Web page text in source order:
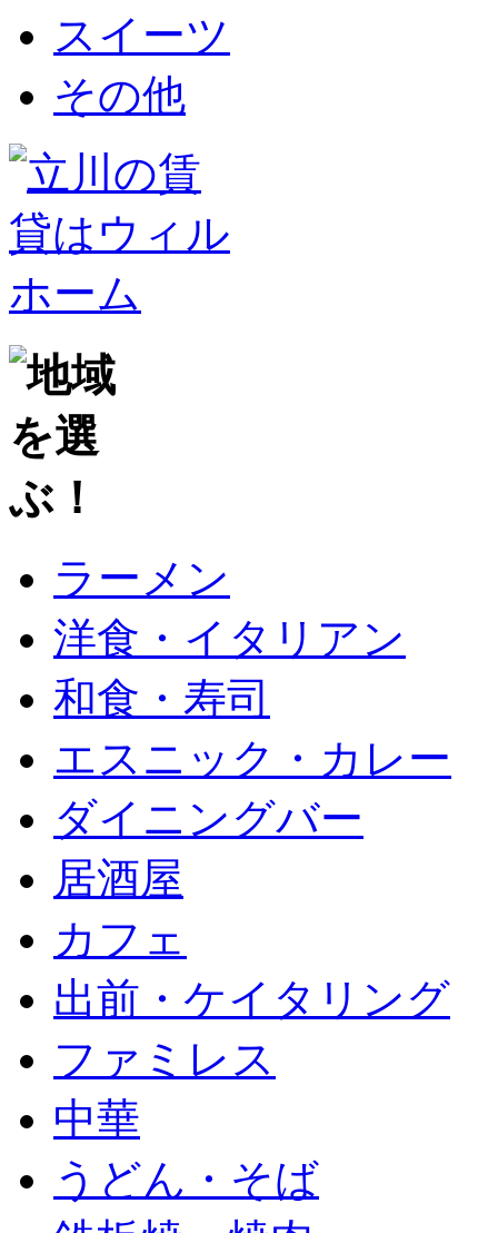
スイーツ
その他
ラーメン
洋食・イタリアン
和食・寿司
エスニック・カレー
ダイニングバー
居酒屋
カフェ
出前・ケイタリング
ファミレス
中華
うどん・そば